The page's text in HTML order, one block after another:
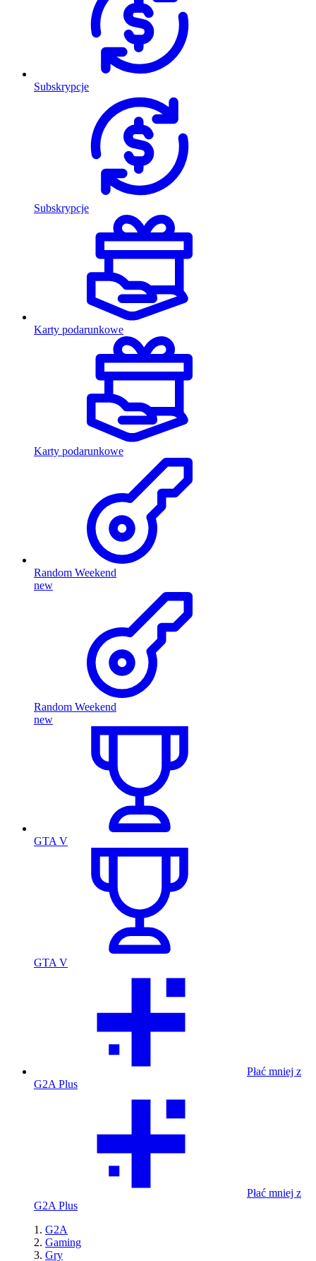
Subskrypcje
Subskrypcje
Karty podarunkowe
Karty podarunkowe
Random Weekend
new
Random Weekend
new
GTA V
GTA V
Płać mniej z
G2A Plus
Płać mniej z
G2A Plus
G2A
Gaming
Gry